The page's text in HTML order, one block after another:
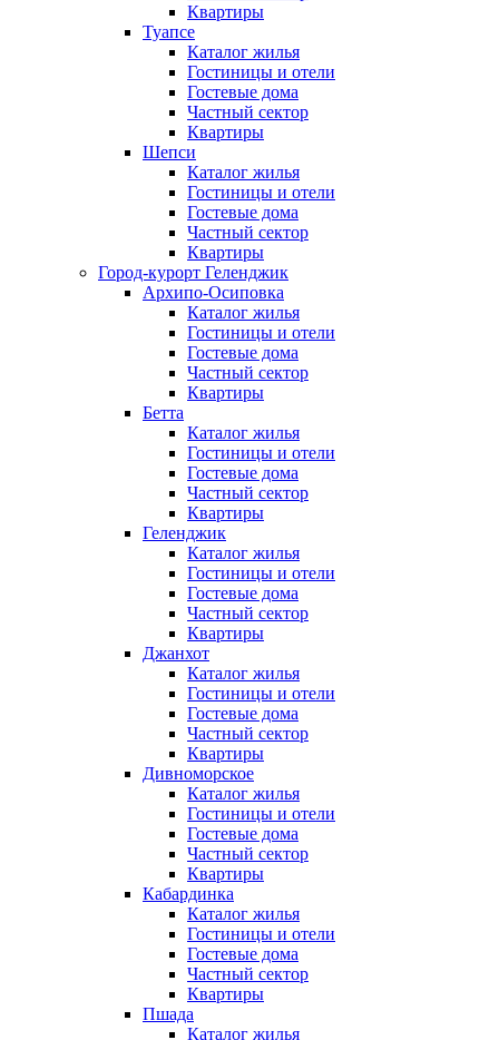
Квартиры
Туапсе
Каталог жилья
Гостиницы и отели
Гостевые дома
Частный сектор
Квартиры
Шепси
Каталог жилья
Гостиницы и отели
Гостевые дома
Частный сектор
Квартиры
Город-курорт Геленджик
Архипо-Осиповка
Каталог жилья
Гостиницы и отели
Гостевые дома
Частный сектор
Квартиры
Бетта
Каталог жилья
Гостиницы и отели
Гостевые дома
Частный сектор
Квартиры
Геленджик
Каталог жилья
Гостиницы и отели
Гостевые дома
Частный сектор
Квартиры
Джанхот
Каталог жилья
Гостиницы и отели
Гостевые дома
Частный сектор
Квартиры
Дивноморское
Каталог жилья
Гостиницы и отели
Гостевые дома
Частный сектор
Квартиры
Кабардинка
Каталог жилья
Гостиницы и отели
Гостевые дома
Частный сектор
Квартиры
Пшада
Каталог жилья